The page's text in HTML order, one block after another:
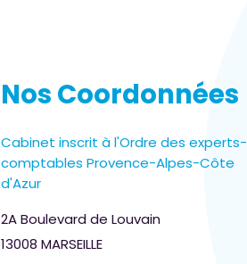
Nos Coordonnées
Cabinet inscrit à l'Ordre des experts-
comptables Provence-Alpes-Côte
d'Azur
2A Boulevard de Louvain
13008 MARSEILLE